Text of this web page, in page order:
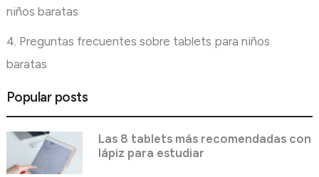
niños baratas
4. Preguntas frecuentes sobre tablets para niños
baratas
Popular posts
Las 8 tablets más recomendadas con
lápiz para estudiar